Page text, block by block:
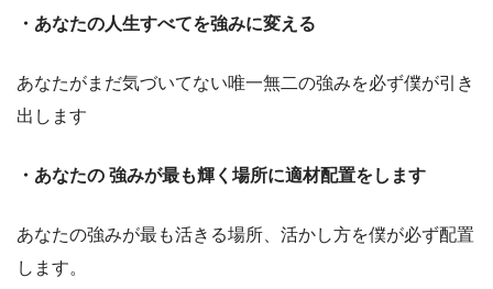
・あなたの人生すべてを強みに変える
あなたがまだ気づいてない唯一無二の強みを必ず僕が引き
出します
・あなたの 強みが最も輝く場所に適材配置をします
あなたの強みが最も活きる場所、活かし方を僕が必ず配置
します。